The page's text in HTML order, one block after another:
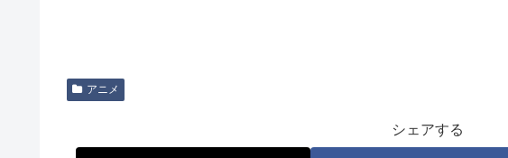
アニメ
シェアする